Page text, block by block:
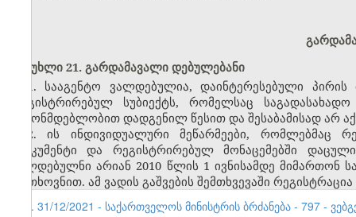
მუხლი 21. გარდამავალი დებულებანი
1. სააგენტო ვალდებულია, დაინტერესებული პირის
რეგისტრირებულ სუბიექტს, რომელსაც
კანონმდებლობით დადგენილ წესით და შესაბამისად არ
2. ის ინდივიდუალური მეწარმეები, რომლებმაც
დოკუმენტი და რეგისტრირებულ მონაცემებში
ვალდებულნი არიან 2010 წლის 1 ივნისამდე მიმართონ
მოთხოვნით. ამ ვადის გაშვების შემთხვევაში
3. 31/12/2021 - საქართველოს მინისტრის ბრძანება - 797 -